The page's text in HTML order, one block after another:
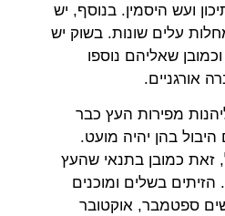
ועש היסמין. בנוסף, יש
עלים שונות. בשוק יש
שאליהם נוספו
אורגניים.
מפירות העץ כבר
בהן יהיה מועט.
זאת כמובן בתנאי שהעץ
הזיתים בשלים ומוכנים
ספטמבר, אוקטובר